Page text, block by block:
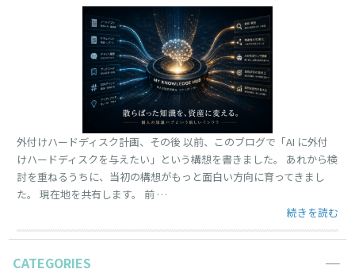
外付けハードディスク計画、その後 以前、このブログで「AI に外付
けハードディスクを与えたい」という構想を書きました。 あれから検
討を重ねるうちに、当初の構想がもっと面白い方向に育ってきまし
た。 現在地を共有します。 前 …
“散らばって
続きを読む
CATEGORIES